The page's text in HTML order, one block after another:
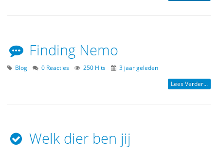
Finding Nemo
Blog 0 Reacties 250 Hits 3 jaar geleden
Lees Verder...
Welk dier ben jij